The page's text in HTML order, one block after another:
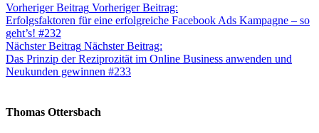
Vorheriger Beitrag Vorheriger Beitrag:
Erfolgsfaktoren für eine erfolgreiche Facebook Ads Kampagne – so
geht’s! #232
Nächster Beitrag Nächster Beitrag:
Das Prinzip der Reziprozität im Online Business anwenden und
Neukunden gewinnen #233
Thomas Ottersbach